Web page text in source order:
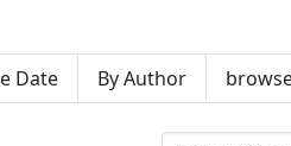
Date By Author